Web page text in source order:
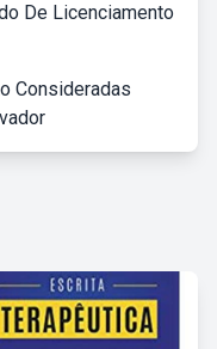
De Licenciamento
Consideradas